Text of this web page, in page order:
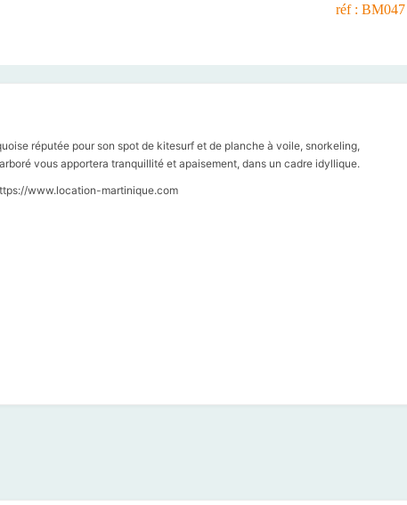
réf : BM047
réputée pour son spot de kitesurf et de planche à voile, snorkeling,
vous apportera tranquillité et apaisement, dans un cadre idyllique.
www.location-martinique.com